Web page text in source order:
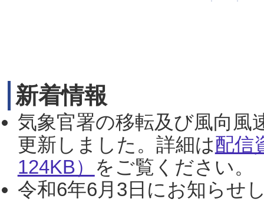
新着情報
気象官署の移転及び風向風
更新しました。詳細は配信
124KB） をご覧ください。
令和6年6月3日にお知らせ